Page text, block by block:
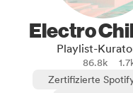
Electro
Playlist-
86.8k
Zertifizierte